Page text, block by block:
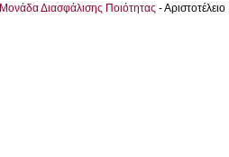
Μονάδα Διασφάλισης Ποιότητας -